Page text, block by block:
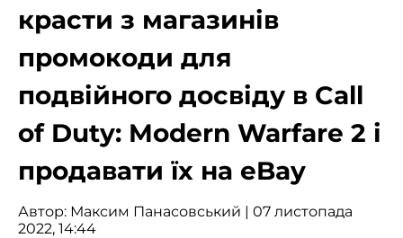
красти з магазинів
промокоди для
подвійного досвіду в Call
of Duty: Modern Warfare 2 і
продавати їх на eBay
Автор: Максим Панасовський | 07 листопада
2022, 14:44